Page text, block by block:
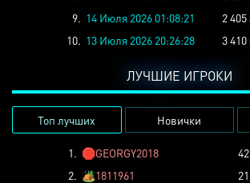
9. 14 Июля 2026 01:08:21
2
10. 13 Июля 2026 20:26:28 3 410
ЛУЧШИЕ ИГРОКИ
Топ лучших Новички
1. 🛑GEORGY2018
2. 🏕️1811961